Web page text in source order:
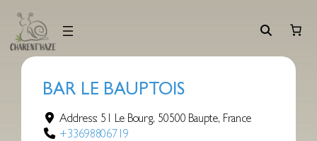
contenu
BAR LE BAUPTOIS
Address: 51 Le Bourg, 50500 Baupte, France
+33698806719